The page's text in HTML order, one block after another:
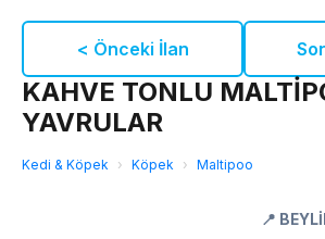
< Önceki İlan
KAHVE TONLU
YAVRULAR
Kedi & Köpek › Köpek › Maltipoo
📍